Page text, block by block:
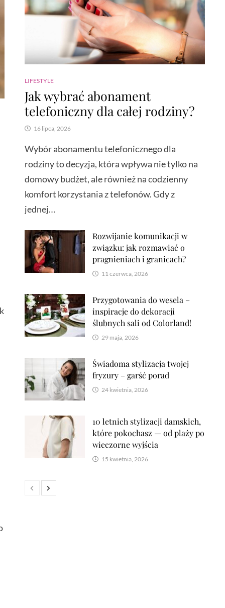
LIFESTYLE
Jak wybrać abonament
telefoniczny dla całej rodziny?
16 lipca, 2026
Wybór abonamentu telefonicznego dla
rodziny to decyzja, która wpływa nie tylko na
domowy budżet, ale również na codzienny
komfort korzystania z telefonów. Gdy z
jednej…
Rozwijanie komunikacji w
związku: jak rozmawiać o
pragnieniach i granicach?
11 czerwca, 2026
Przygotowania do wesela –
inspiracje do dekoracji
ślubnych sali od Colorland!
29 maja, 2026
Świadoma stylizacja twojej
fryzury – garść porad
24 kwietnia, 2026
10 letnich stylizacji damskich,
które pokochasz — od plaży po
wieczorne wyjścia
15 kwietnia, 2026